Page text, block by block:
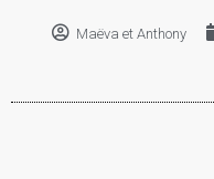
Maëva et Anthony